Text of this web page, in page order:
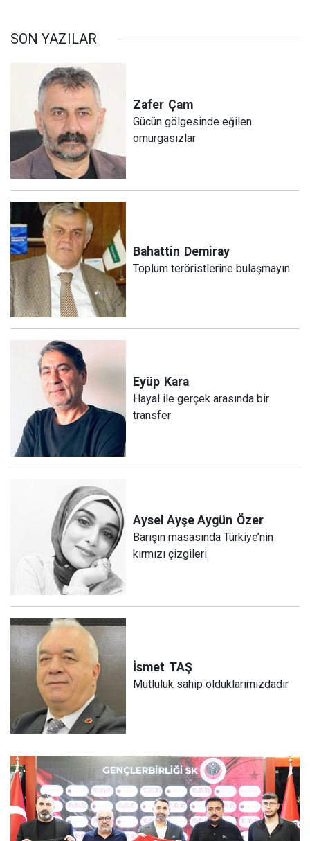
SON YAZILAR
Zafer Çam
Gücün gölgesinde eğilen
omurgasızlar
Bahattin Demiray
Toplum teröristlerine bulaşmayın
Eyüp Kara
Hayal ile gerçek arasında bir
transfer
Aysel Ayşe Aygün Özer
Barışın masasında Türkiye’nin
kırmızı çizgileri
İsmet TAŞ
Mutluluk sahip olduklarımızdadır